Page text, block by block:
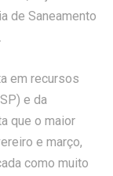
de Saneamento
em recursos
e da
que o maior
e março,
como muito